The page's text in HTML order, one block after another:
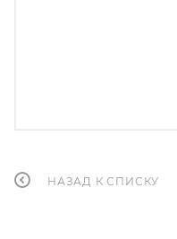
НАЗАД К СПИСКУ